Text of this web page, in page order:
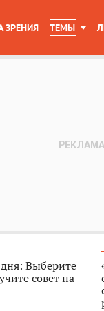
ЗРЕНИЯ ТЕМЫ
Выберите
совет на